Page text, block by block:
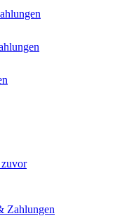
zuvor
Zahlungen